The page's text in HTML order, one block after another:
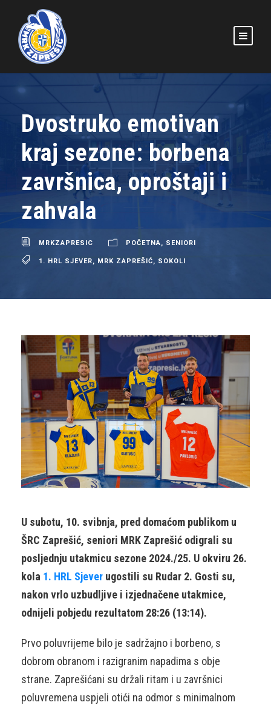
Dvostruko emotivan
kraj sezone: borbena
završnica, oproštaji i
zahvala
MRKZAPRESIC POČETNA SENIORI
1. HRL SJEVER MRK ZAPREŠIĆ SOKOLI
U subotu, 10. svibnja, pred domaćom publikom u
ŠRC Zaprešić, seniori MRK Zaprešić odigrali su
posljednju utakmicu sezone 2024./25. U okviru 26.
kola 1. HRL Sjever ugostili su Rudar 2. Gosti su,
nakon vrlo uzbudljive i izjednačene utakmice,
odnijeli pobjedu rezultatom 28:26 (13:14).
Prvo poluvrijeme bilo je sadržajno i borbeno, s
dobrom obranom i razigranim napadima s obje
strane. Zaprešićani su držali ritam i u završnici
poluvremena uspjeli otići na odmor s minimalnom